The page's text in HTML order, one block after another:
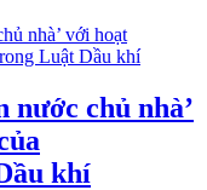
nước chủ nhà’
khí